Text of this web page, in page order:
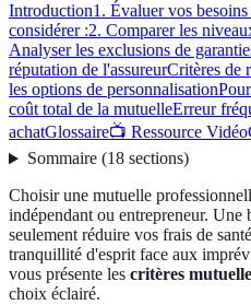
Introduction1. Évaluer vos
considérer :2. Comparer les
Analyser les exclusions de
réputation de l'assureurCritères de
les options de personnalisation
coût total de la mutuelleErreur
achatGlossaire📺 Ressource Vidéo
Sommaire(18 sections)
Choisir une mutuelle
indépendant ou entrepreneur. Une
seulement réduire vos frais de
tranquillité d'esprit face aux
vous présente les critères
choix éclairé.